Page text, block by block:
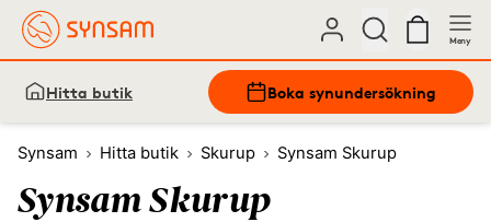
Meny
Hitta butik Boka synundersökning
Synsam Hitta butik Skurup Synsam Skurup
Synsam Skurup